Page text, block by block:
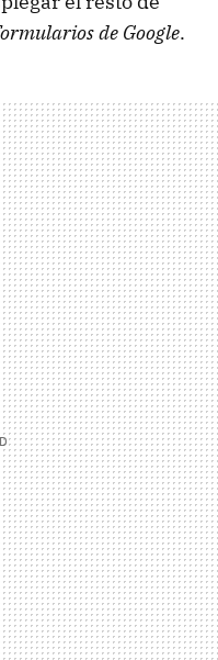
de Google.